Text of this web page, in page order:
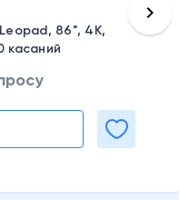
86", 4K,
касаний
keyboard_arrow_right